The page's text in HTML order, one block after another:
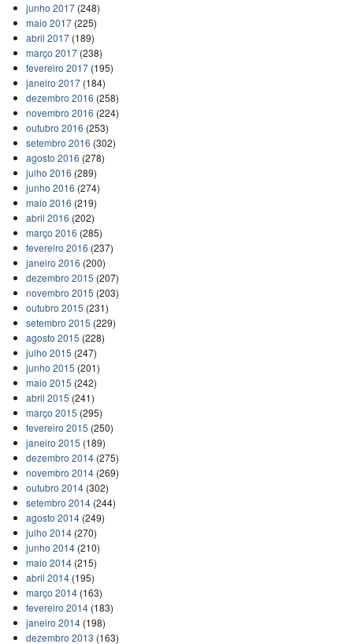
junho 2017(248)
maio 2017(225)
abril 2017(189)
março 2017(238)
fevereiro 2017(195)
janeiro 2017(184)
dezembro 2016 (258)
novembro 2016 (224)
outubro 2016 (253)
setembro 2016 (302)
agosto 2016 (278)
julho 2016 (289)
junho 2016 (274)
maio 2016 (219)
abril 2016 (202)
março 2016 (285)
fevereiro 2016 (237)
janeiro 2016 (200)
dezembro 2015 (207)
novembro 2015 (203)
outubro 2015 (231)
setembro 2015 (229)
agosto 2015 (228)
julho 2015 (247)
junho 2015 (201)
maio 2015 (242)
abril 2015 (241)
março 2015 (295)
fevereiro 2015 (250)
janeiro 2015 (189)
dezembro 2014(275)
novembro 2014(269)
outubro 2014(302)
setembro 2014(244)
agosto 2014(249)
julho 2014(270)
junho 2014(210)
maio 2014(215)
abril 2014(195)
março 2014(163)
fevereiro 2014(183)
janeiro 2014(198)
dezembro 2013 (163)